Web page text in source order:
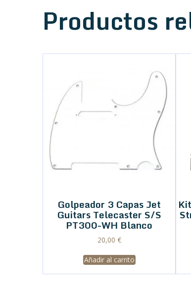
Productos
Golpeador 3 Capas Jet
Guitars Telecaster S/S
PT300-WH Blanco
20,00 €
Añadir al carrito